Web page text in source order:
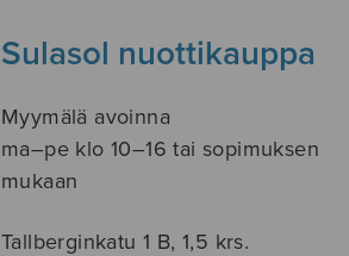
Sulasol nuottikauppa
Myymälä avoinna
ma–pe klo 10–16 tai sopimuksen
mukaan
Tallberginkatu 1 B, 1,5 krs.